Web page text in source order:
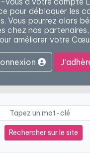
pour débloquer les
Vous pourrez alors
chez nos
améliorer votre
Rechercher sur le site